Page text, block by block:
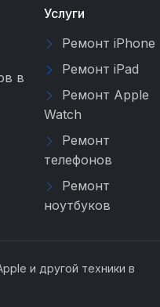
в
Услуги
Ремонт iPhone
Ремонт iPad
Ремонт Apple
Watch
Ремонт
телефонов
Ремонт
ноутбуков
и другой техники в